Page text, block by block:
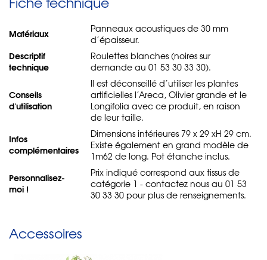
Matériaux
Panneaux acoustiques de 30 mm
d’épaisseur.
Descriptif
technique
Roulettes blanches (noires sur
demande au 01 53 30 33 30).
Conseils
d'utilisation
Il est déconseillé d’utiliser les plantes
artificielles l’Areca, Olivier grande et le
Longifolia avec ce produit, en raison
de leur taille.
Infos
complémentaires
Dimensions intérieures 79 x 29 xH 29 cm.
Existe également en grand modèle de
1m62 de long. Pot étanche inclus.
Personnalisez-
moi !
Prix indiqué correspond aux tissus de
catégorie 1 - contactez nous au 01 53
30 33 30 pour plus de renseignements.
Accessoires